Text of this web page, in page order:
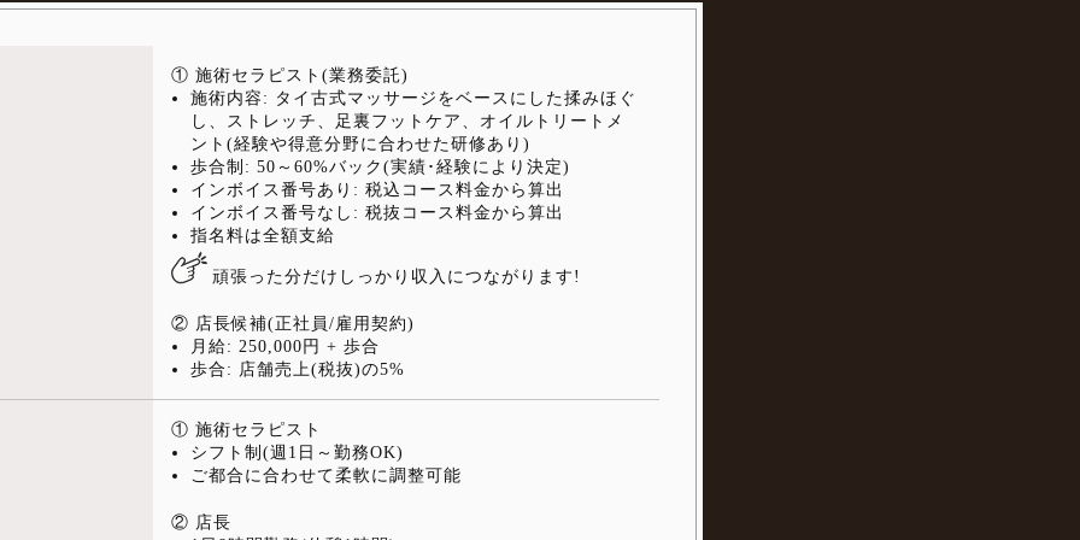
① 施術セラピスト(業務委託)
施術内容: タイ古式マッサージをベースにした揉みほぐ
し、ストレッチ、足裏フットケア、オイルトリートメ
ント(経験や得意分野に合わせた研修あり)
歩合制: 50～60%バック(実績･経験により決定)
インボイス番号あり: 税込コース料金から算出
インボイス番号なし: 税抜コース料金から算出
指名料は全額支給
頑張った分だけしっかり収入につながります!
② 店長候補(正社員/雇用契約)
月給: 250,000円 + 歩合
歩合: 店舗売上(税抜)の5%
① 施術セラピスト
シフト制(週1日～勤務OK)
ご都合に合わせて柔軟に調整可能
② 店長